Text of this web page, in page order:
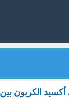
الكربون بين